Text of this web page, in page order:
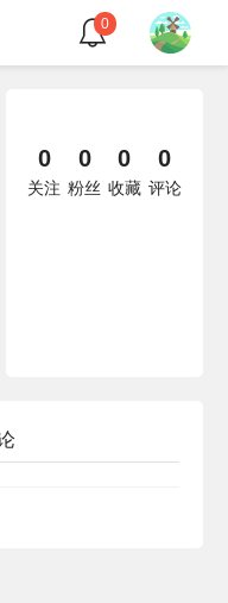
0
0
关注
0
粉丝
0
收藏
0
评论